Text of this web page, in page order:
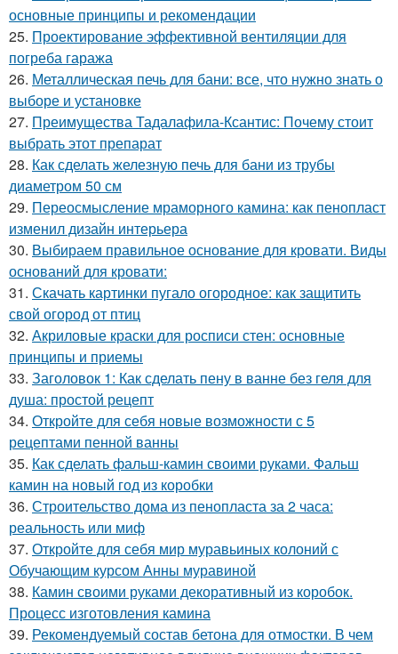
основные принципы и рекомендации
25. Проектирование эффективной вентиляции для
погреба гаража
26. Металлическая печь для бани: все, что нужно знать о
выборе и установке
27. Преимущества Тадалафила-Ксантис: Почему стоит
выбрать этот препарат
28. Как сделать железную печь для бани из трубы
диаметром 50 см
29. Переосмысление мраморного камина: как пенопласт
изменил дизайн интерьера
30. Выбираем правильное основание для кровати. Виды
оснований для кровати:
31. Скачать картинки пугало огородное: как защитить
свой огород от птиц
32. Акриловые краски для росписи стен: основные
принципы и приемы
33. Заголовок 1: Как сделать пену в ванне без геля для
душа: простой рецепт
34. Откройте для себя новые возможности с 5
рецептами пенной ванны
35. Как сделать фальш-камин своими руками. Фальш
камин на новый год из коробки
36. Строительство дома из пенопласта за 2 часа:
реальность или миф
37. Откройте для себя мир муравьиных колоний с
Обучающим курсом Анны муравиной
38. Камин своими руками декоративный из коробок.
Процесс изготовления камина
39. Рекомендуемый состав бетона для отмостки. В чем